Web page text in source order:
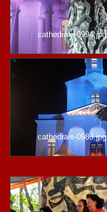
cathedrale-0994.jpg
cathedrale-0983.jpg